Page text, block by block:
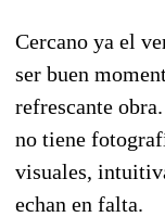
Cercano ya el
ser buen
refrescante
no tiene
visuales,
echan en falta.